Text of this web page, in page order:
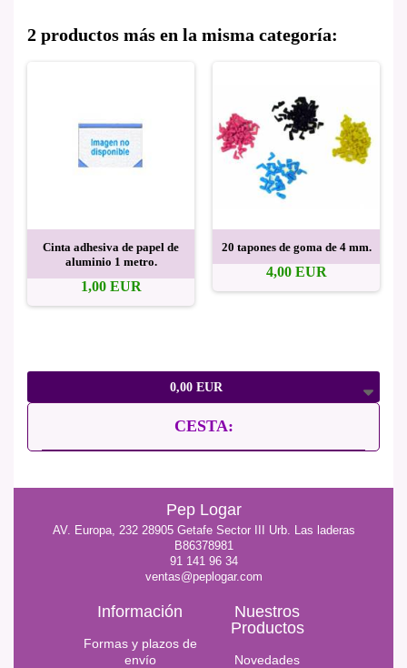
0,00 EUR
CESTA:
2 productos más en la misma categoría:
Cinta adhesiva de papel de
aluminio 1 metro.
1,00 EUR
20 tapones de goma de 4 mm.
4,00 EUR
Pep Logar
AV. Europa, 232 28905 Getafe Sector III Urb. Las laderas
B86378981
91 141 96 34
ventas@peplogar.com
Información
Formas y plazos de
envío
Nuestros
Productos
Novedades